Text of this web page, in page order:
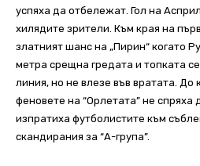
успяха да отбележат. Гол на
хилядите зрители. Към края на
златният шанс на „Пирин“ когато
метра срещна гредата и топката
линия, но не влезе във вратата. До
феновете на “Орлетата” не спряха
изпратиха футболистите към
скандирания за “А-група”.